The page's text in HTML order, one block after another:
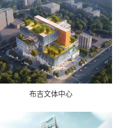
布吉文体中心